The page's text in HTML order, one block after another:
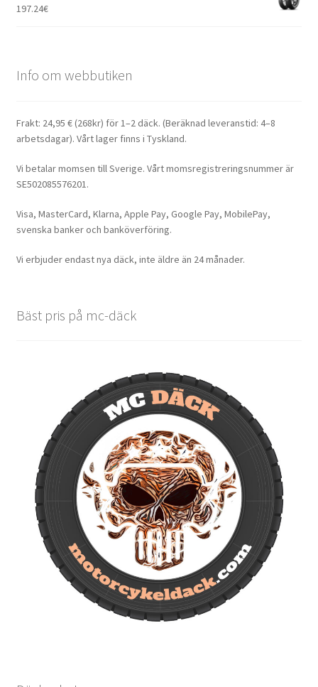
197.24€
Info om webbutiken
Frakt: 24,95 € (268kr) för 1–2 däck. (Beräknad leveranstid: 4–8
arbetsdagar). Vårt lager finns i Tyskland.
Vi betalar momsen till Sverige. Vårt momsregistreringsnummer är
SE502085576201.
Visa, MasterCard, Klarna, Apple Pay, Google Pay, MobilePay,
svenska banker och banköverföring.
Vi erbjuder endast nya däck, inte äldre än 24 månader.
Bäst pris på mc-däck